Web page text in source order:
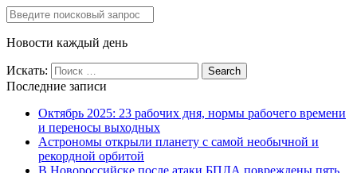
Новости каждый день
Искать:
Последние записи
Октябрь 2025: 23 рабочих дня, нормы рабочего времени
и переносы выходных
Астрономы открыли планету с самой необычной и
рекордной орбитой
В Новороссийске после атаки БПЛА повреждены пять